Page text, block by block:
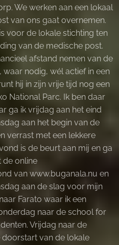
We werken aan een lokaal
van ons gaat overnemen.
voor de lokale stichting ten
van de medische post.
afstand nemen van de
nodig, wél actief in een
hij in zijn vrije tijd nog een
National Parc. Ik ben daar
ga ik vrijdag aan het eind
aan het begin van de
verrast met een lekkere
is de beurt aan mij en ga
de online
van www.buganala.nu en
aan de slag voor mijn
Farato waar ik een
naar de school for
Vrijdag naar de
van de lokale